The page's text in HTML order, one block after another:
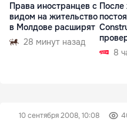
Права иностранцев с
видом на жительство
в Молдове расширят
28 минут назад
8
10 сентября 2008, 10:08